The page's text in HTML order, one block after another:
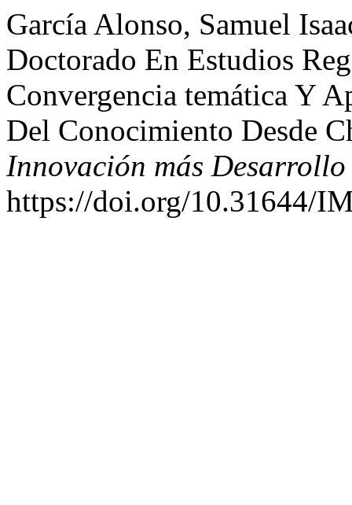
García Alonso, Samuel
Doctorado En Estudios
Convergencia temática Y
Del Conocimiento Desde
Innovación más Desarrollo
https://doi.org/10.31644/